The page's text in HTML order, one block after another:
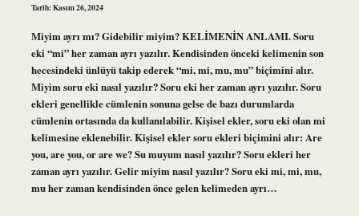
Tarih: Kasım 26, 2024
Miyim ayrı mı? Gidebilir miyim? KELİMENİN ANLAMI. Soru
eki “mi” her zaman ayrı yazılır. Kendisinden önceki kelimenin son
hecesindeki ünlüyü takip ederek “mi, mi, mu, mu” biçimini alır.
Miyim soru eki nasıl yazılır? Soru eki her zaman ayrı yazılır. Soru
ekleri genellikle cümlenin sonuna gelse de bazı durumlarda
cümlenin ortasında da kullanılabilir. Kişisel ekler, soru eki olan mi
kelimesine eklenebilir. Kişisel ekler soru ekleri biçimini alır: Are
you, are you, or are we? Su muyum nasıl yazılır? Soru ekleri her
zaman ayrı yazılır. Gelir miyim nasıl yazılır? Soru eki mi, mi, mu,
mu her zaman kendisinden önce gelen kelimeden ayrı…